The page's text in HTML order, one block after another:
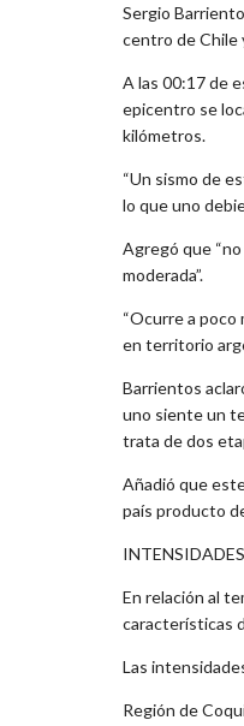
Sergio
centro de Chile
A las 00:17 de
epicentro se
kilómetros.
“Un sismo de
lo que uno
Agregó que
moderada”.
“Ocurre a poco
en territorio
Barrientos
uno siente un
trata de dos
Añadió que
país producto
INTENSIDADES
En relación al
características
Las
Región de